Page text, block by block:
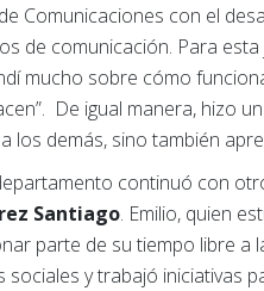
Comunicaciones con el
de comunicación. Para
mucho sobre cómo
De igual manera, hizo
los demás, sino también
continuó con
Santiago. Emilio, quien
parte de su tiempo libre a
y trabajó iniciativas